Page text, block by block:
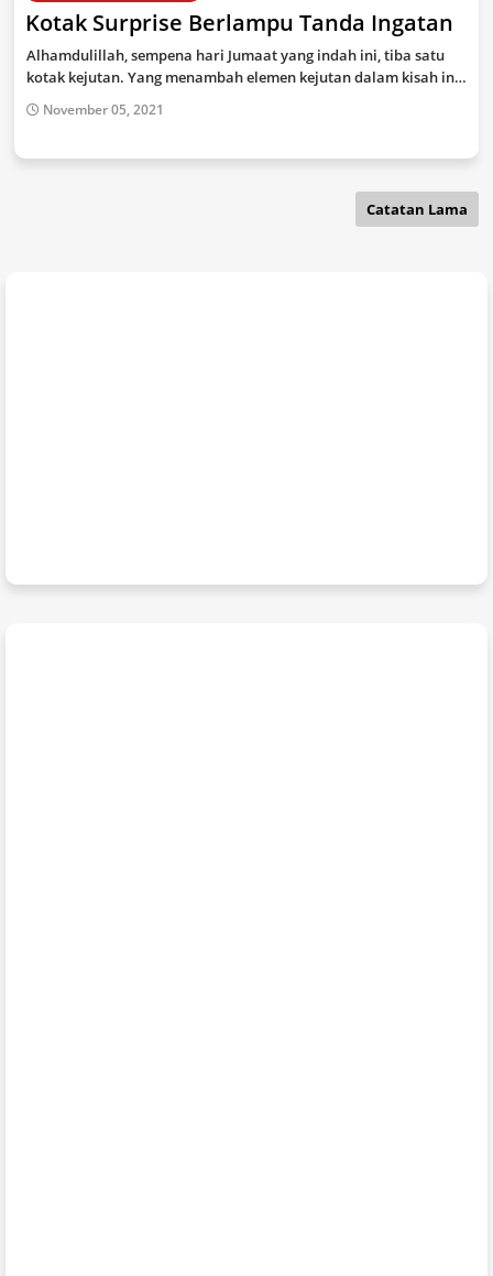
Kotak Surprise Berlampu Tanda Ingatan
Alhamdulillah, sempena hari Jumaat yang indah ini, tiba satu
kotak kejutan. Yang menambah elemen kejutan dalam kisah in…
November 05, 2021
Catatan Lama